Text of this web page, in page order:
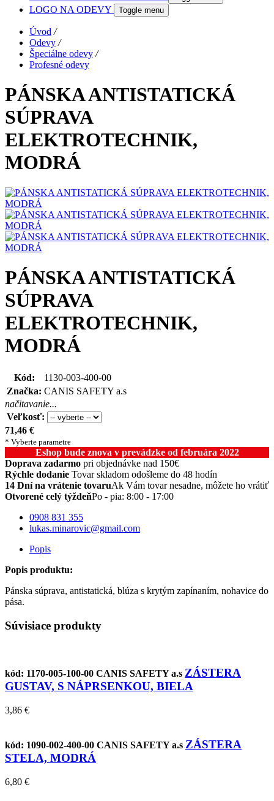
LOGO NA ODEVY Toggle menu
Úvod /
Odevy /
Špeciálne odevy /
Profesné odevy
PÁNSKA ANTISTATICKÁ
SÚPRAVA
ELEKTROTECHNIK,
MODRÁ
PÁNSKA ANTISTATICKÁ
SÚPRAVA
ELEKTROTECHNIK,
MODRÁ
Kód:
1130-003-400-00
Značka: CANIS SAFETY a.s
načitavanie...
Veľkosť:
71,46 €
* Vyberte parametre
Eshop bude znova v prevádzke od februára 2022
Doprava zadarmo pri objednávke nad 150€
Rýchle dodanie Tovar skladom odošleme do 48 hodín
14 Dní na vrátenie tovaruAk Vám tovar nesadne, môžete ho vrátiť
Otvorené celý týždeňPo - pia: 8:00 - 17:00
0908 831 355
lukas.minarovic@gmail.com
Popis
Popis produktu:
Pánska súprava, antistatická, blúza s krytým zapínaním, nohavice do
pása.
Súvisiace produkty
kód: 1170-005-100-00 CANIS SAFETY a.s ZÁSTERA
GUSTAV, S NÁPRSENKOU, BIELA
3,86 €
kód: 1090-002-400-00 CANIS SAFETY a.s ZÁSTERA
STELA, MODRÁ
6,80 €